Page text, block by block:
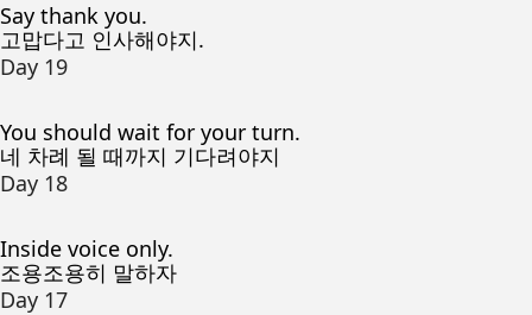
Say thank you.
고맙다고 인사해야지.
Day 19
You should wait for your turn.
네 차례 될 때까지 기다려야지
Day 18
Inside voice only.
조용조용히 말하자
Day 17